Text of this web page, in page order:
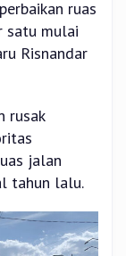
ruas
satu mulai
Risnandar
rusak
jalan
tahun lalu.